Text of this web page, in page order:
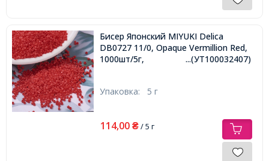
Бисер Японский MIYUKI Delica
DB0727 11/0, Opaque Vermillion Red,
1000шт/5г,
...(УТ100032407)
Упаковка: 5 г
114,00 ₴/ 5 г